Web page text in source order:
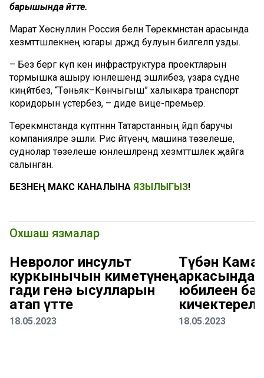
барышында әйтте.
Марат Хөснуллин Россия белән Төрекмәнстан арасында
хезмәттәшлекнең югары дәрәҗәдә булуын билгеләп узды.
– Без бергә күп кенә инфраструктура проектларын
тормышка ашыру юнәлешендә эшлибез, үзара сәүдәне
киңәйтәбез, “Төньяк–Көнчыгыш” халыкара транспорт
коридорын үстерәбез, – диде вице-премьер.
Төрекмәнстанда күптәннән Татарстанның әйдәп баручы
компанияләре эшли. Рәис әйтүенчә, машина төзелеше,
суднолар төзелеше юнәлешләрендә хезмәттәшлек җайга
салынган.
БЕЗНЕҢ МАКС КАНАЛЫНА ЯЗЫЛЫГЫЗ!
Охшаш язмалар
Невролог инсульт
куркынычын киметүнең
гади генә ысулларын
атап үтте
18.05.2023
Түбән
аркасында
юбилеен
18.05.2023